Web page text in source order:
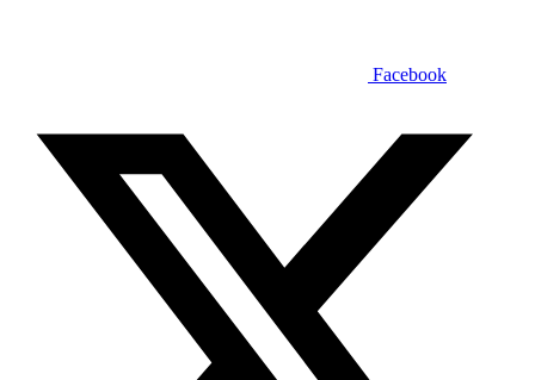
Facebook